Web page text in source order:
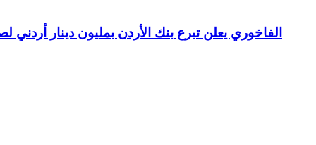
الفاخوري يعلن تبرع بنك الأردن بمليون دينار